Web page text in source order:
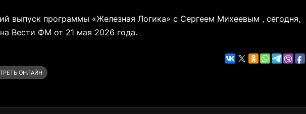
выпуск программы «Железная Логика» с Сергеем Михеевым , сегодня,
Вести ФМ от 21 мая 2026 года.
ОНЛАЙН